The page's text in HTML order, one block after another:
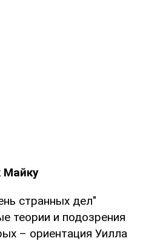
Майку
странных дел"
теории и подозрения
– ориентация Уилла